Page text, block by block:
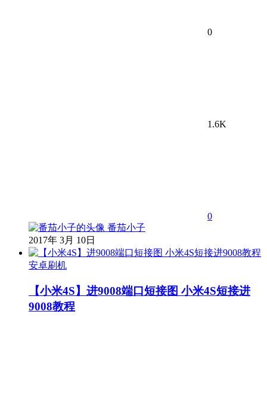
0
1.6K
0
番茄小子
2017年 3月 10日
安卓刷机
【小米4S】进9008端口短接图 小米4S短接进
9008教程